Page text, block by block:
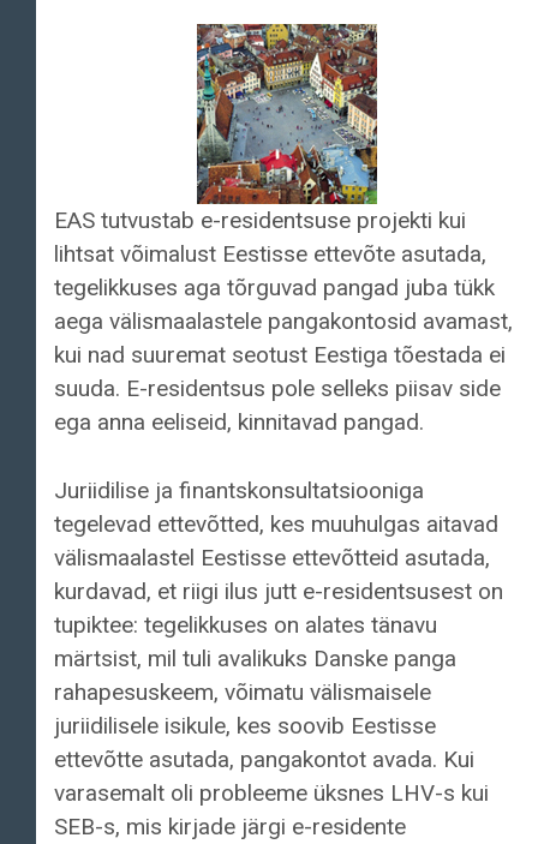
EAS tutvustab e-residentsuse projekti kui
lihtsat võimalust Eestisse ettevõte asutada,
tegelikkuses aga tõrguvad pangad juba tükk
aega välismaalastele pangakontosid avamast,
kui nad suuremat seotust Eestiga tõestada ei
suuda. E-residentsus pole selleks piisav side
ega anna eeliseid, kinnitavad pangad.
Juriidilise ja finantskonsultatsiooniga
tegelevad ettevõtted, kes muuhulgas aitavad
välismaalastel Eestisse ettevõtteid asutada,
kurdavad, et riigi ilus jutt e-residentsusest on
tupiktee: tegelikkuses on alates tänavu
märtsist, mil tuli avalikuks Danske panga
rahapesuskeem, võimatu välismaisele
juriidilisele isikule, kes soovib Eestisse
ettevõtte asutada, pangakontot avada. Kui
varasemalt oli probleeme üksnes LHV-s kui
SEB-s, mis kirjade järgi e-residente